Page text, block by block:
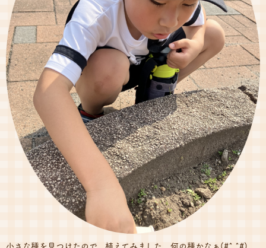
小さな種を見つけたので、植えてみました。何の種かなぁ(#^.^#)